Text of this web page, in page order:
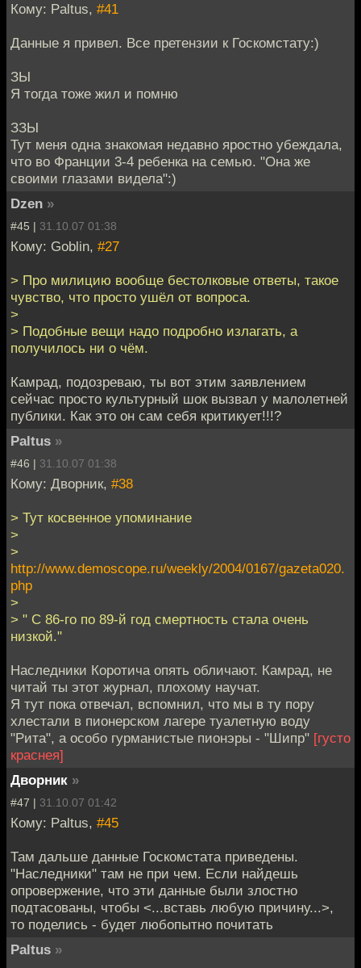
Кому: Paltus, #41
Данные я привел. Все претензии к Госкомстату:)
ЗЫ
Я тогда тоже жил и помню
ЗЗЫ
Тут меня одна знакомая недавно яростно убеждала,
что во Франции 3-4 ребенка на семью. "Она же
своими глазами видела":)
Dzen »
#45 | 31.10.07 01:38
Кому: Goblin, #27
> Про милицию вообще бестолковые ответы, такое
чувство, что просто ушёл от вопроса.
>
> Подобные вещи надо подробно излагать, а
получилось ни о чём.
Камрад, подозреваю, ты вот этим заявлением
сейчас просто культурный шок вызвал у малолетней
публики. Как это он сам себя критикует!!!?
Paltus »
#46 | 31.10.07 01:38
Кому: Дворник, #38
> Тут косвенное упоминание
>
>
http://www.demoscope.ru/weekly/2004/0167/gazeta020.
php
>
> " С 86-го по 89-й год смертность стала очень
низкой."
Наследники Коротича опять обличают. Камрад, не
читай ты этот журнал, плохому научат.
Я тут пока отвечал, вспомнил, что мы в ту пору
хлестали в пионерском лагере туалетную воду
"Рита", а особо гурманистые пионэры - "Шипр" [густо
краснея]
Дворник »
#47 | 31.10.07 01:42
Кому: Paltus, #45
Там дальше данные Госкомстата приведены.
"Наследники" там не при чем. Если найдешь
опровержение, что эти данные были злостно
подтасованы, чтобы <...вставь любую причину...>,
то поделись - будет любопытно почитать
Paltus »